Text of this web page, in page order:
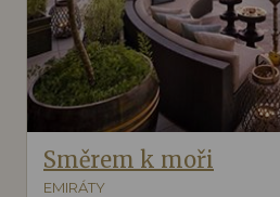
Směrem k moři
EMIRÁTY